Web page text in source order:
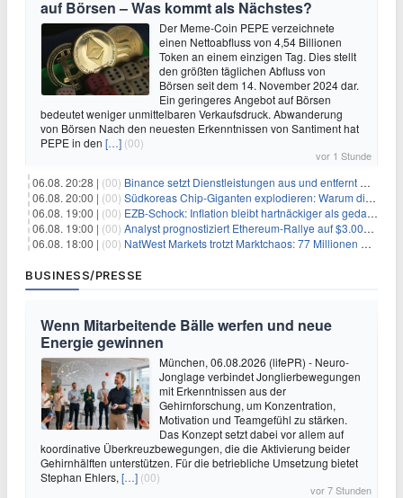
auf Börsen – Was kommt als Nächstes?
Der Meme-Coin PEPE verzeichnete
einen Nettoabfluss von 4,54 Billionen
Token an einem einzigen Tag. Dies stellt
den größten täglichen Abfluss von
Börsen seit dem 14. November 2024 dar.
Ein geringeres Angebot auf Börsen
bedeutet weniger unmittelbaren Verkaufsdruck. Abwanderung
von Börsen Nach den neuesten Erkenntnissen von Santiment hat
PEPE in den […] (00)
vor 1 Stunde
06.08. 20:28 | (00) Binance setzt Dienstleistungen aus und entfernt mehrere Krypto-Paare: Wer ist betroffen?
06.08. 20:00 | (00) Südkoreas Chip-Giganten explodieren: Warum dieser Rekord-Tag die KI-Branche erschüttert
06.08. 19:00 | (00) EZB-Schock: Inflation bleibt hartnäckiger als gedacht – 2027 wird zum kritischen Test
06.08. 19:00 | (00) Analyst prognostiziert Ethereum-Rallye auf $3.000 nach entscheidendem On-Chain-Ausbruch
06.08. 18:00 | (00) NatWest Markets trotzt Marktchaos: 77 Millionen Pfund Gewinn im ersten Halbjahr
BUSINESS/PRESSE
Wenn Mitarbeitende Bälle werfen und neue
Energie gewinnen
München, 06.08.2026 (lifePR) - Neuro-
Jonglage verbindet Jonglierbewegungen
mit Erkenntnissen aus der
Gehirnforschung, um Konzentration,
Motivation und Teamgefühl zu stärken.
Das Konzept setzt dabei vor allem auf
koordinative Überkreuzbewegungen, die die Aktivierung beider
Gehirnhälften unterstützen. Für die betriebliche Umsetzung bietet
Stephan Ehlers, […] (00)
vor 7 Stunden